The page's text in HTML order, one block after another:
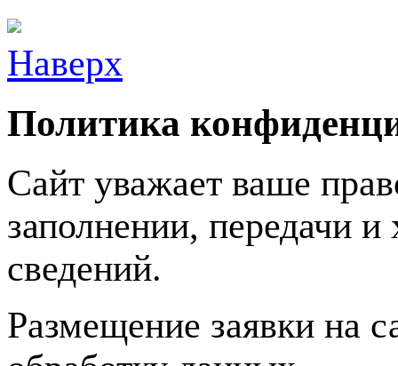
Наверх
Политика
Сайт уважает ваше
заполнении, передачи
сведений.
Размещение заявки на